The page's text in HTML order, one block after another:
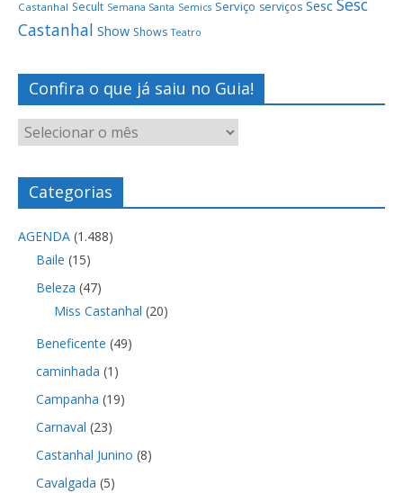
Castanhal Secult Semana Santa Semics Serviço serviços Sesc Sesc
Castanhal Show Shows Teatro
Confira o que já saiu no Guia!
Categorias
AGENDA(1.488)
Baile (15)
Beleza (47)
Miss Castanhal (20)
Beneficente (49)
caminhada (1)
Campanha (19)
Carnaval (23)
Castanhal Junino (8)
Cavalgada (5)